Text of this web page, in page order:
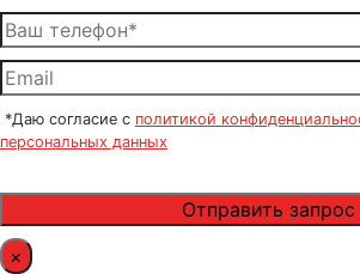
*Даю согласие с политикой
персональных данных
×